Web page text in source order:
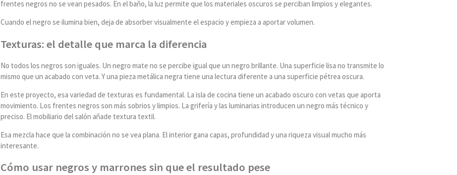
frentes negros no se vean pesados. En el baño, la luz permite que los materiales oscuros se perciban limpios y elegantes.
Cuando el negro se ilumina bien, deja de absorber visualmente el espacio y empieza a aportar volumen.
Texturas: el detalle que marca la diferencia
No todos los negros son iguales. Un negro mate no se percibe igual que un negro brillante. Una superficie lisa no transmite lo
mismo que un acabado con veta. Y una pieza metálica negra tiene una lectura diferente a una superficie pétrea oscura.
En este proyecto, esa variedad de texturas es fundamental. La isla de cocina tiene un acabado oscuro con vetas que aporta
movimiento. Los frentes negros son más sobrios y limpios. La grifería y las luminarias introducen un negro más técnico y
preciso. El mobiliario del salón añade textura textil.
Esa mezcla hace que la combinación no se vea plana. El interior gana capas, profundidad y una riqueza visual mucho más
interesante.
Cómo usar negros y marrones sin que el resultado pese